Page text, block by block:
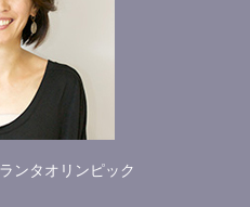
ンタオリンピック